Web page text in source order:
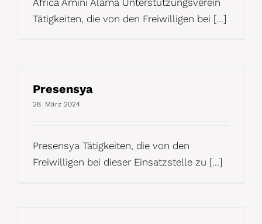
Tätigkeiten, die von den Freiwilligen bei [...]
Presensya
28. März 2024
Presensya Tätigkeiten, die von den
Freiwilligen bei dieser Einsatzstelle zu [...]